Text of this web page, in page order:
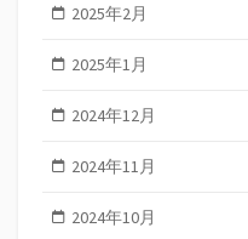
2025年2月
2025年1月
2024年12月
2024年11月
2024年10月